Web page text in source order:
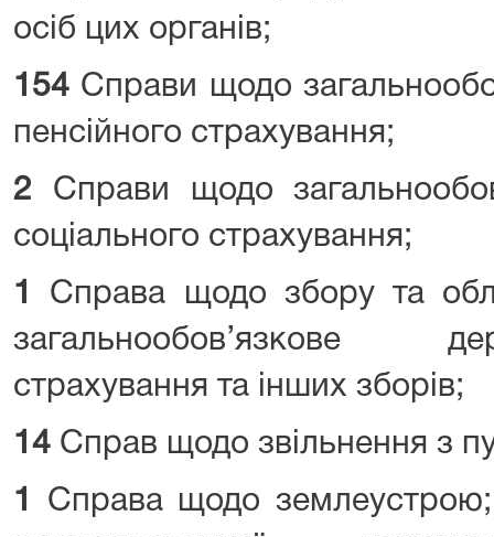
осіб цих органів;
154 Справи щодо
пенсійного страхування;
2 Справи щодо
соціального страхування;
1
Справа щодо збору та
загальнообов’язкове
страхування та інших зборів;
14 Справ щодо звільнення з
1
Справа щодо землеустрою;